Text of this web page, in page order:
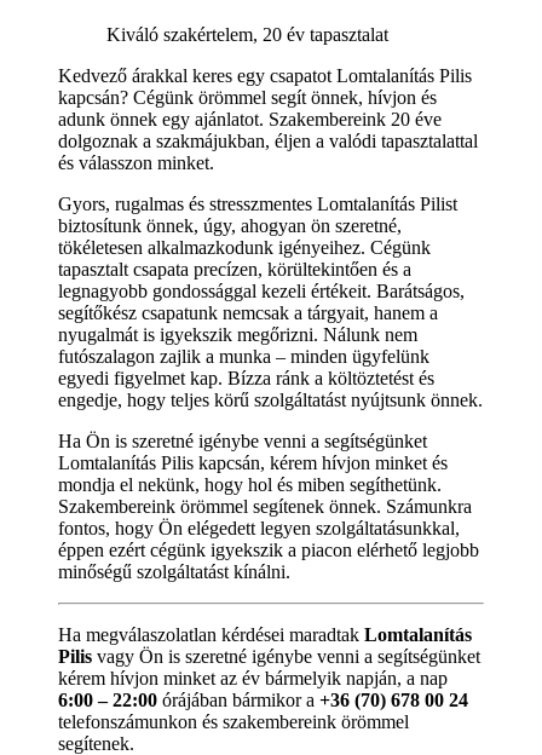
Kiváló szakértelem, 20 év tapasztalat
Kedvező árakkal keres egy csapatot Lomtalanítás Pilis
kapcsán? Cégünk örömmel segít önnek, hívjon és
adunk önnek egy ajánlatot. Szakembereink 20 éve
dolgoznak a szakmájukban, éljen a valódi tapasztalattal
és válasszon minket.
Gyors, rugalmas és stresszmentes Lomtalanítás Pilist
biztosítunk önnek, úgy, ahogyan ön szeretné,
tökéletesen alkalmazkodunk igényeihez. Cégünk
tapasztalt csapata precízen, körültekintően és a
legnagyobb gondossággal kezeli értékeit. Barátságos,
segítőkész csapatunk nemcsak a tárgyait, hanem a
nyugalmát is igyekszik megőrizni. Nálunk nem
futószalagon zajlik a munka – minden ügyfelünk
egyedi figyelmet kap. Bízza ránk a költöztetést és
engedje, hogy teljes körű szolgáltatást nyújtsunk önnek.
Ha Ön is szeretné igénybe venni a segítségünket
Lomtalanítás Pilis kapcsán, kérem hívjon minket és
mondja el nekünk, hogy hol és miben segíthetünk.
Szakembereink örömmel segítenek önnek. Számunkra
fontos, hogy Ön elégedett legyen szolgáltatásunkkal,
éppen ezért cégünk igyekszik a piacon elérhető legjobb
minőségű szolgáltatást kínálni.
Ha megválaszolatlan kérdései maradtak Lomtalanítás
Pilis vagy Ön is szeretné igénybe venni a segítségünket
kérem hívjon minket az év bármelyik napján, a nap
6:00 – 22:00 órájában bármikor a +36 (70) 678 00 24
telefonszámunkon és szakembereink örömmel
segítenek.